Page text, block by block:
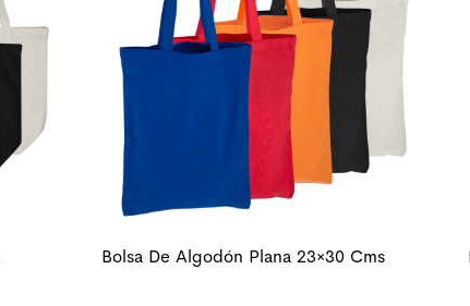
Bolsa De Algodón Plana 23×30 Cms